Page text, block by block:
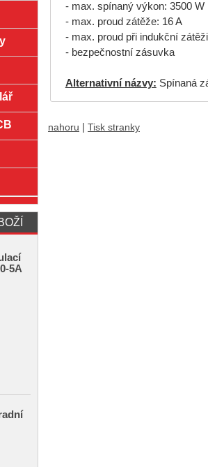
- max. spínaný výkon: 3500 W
- max. proud zátěže: 16 A
- max. proud při indukční
- bezpečnostní zásuvka
Alternativní názvy: Spínaná
nahoru Tisk stranky
5A